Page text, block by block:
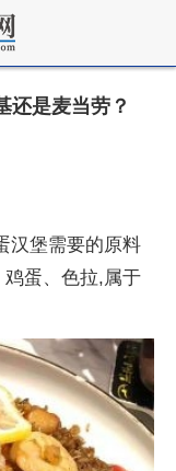
还是麦当劳？
汉堡需要的原料
蛋、色拉,属于